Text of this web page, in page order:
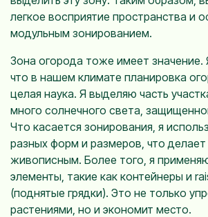
легкое восприятие пространства и
модульным зонированием.
Зона огорода тоже имеет значение.
что в нашем климате планировка
целая наука. Я выделяю часть
много солнечного света,
Что касается зонирования, я
разных форм и размеров, что
живописным. Более того, я
элементы, такие как контейнеры и
(поднятые грядки). Это не только
растениями, но и экономит место.